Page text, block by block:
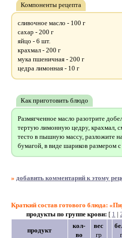
Компоненты рецепта
сливочное масло - 100 г
сахар - 200 г
яйцо - 6 шт.
крахмал - 200 г
мука пшеничная - 200 г
цедра лимонная - 10 г
Как приготовить блюдо
Размягченное масло разотрите
тертую лимонную цедру, крахмал,
тесто в пышную массу, разложите
бумагой, в виде шариков размером
» добавить комментарий к этому
Краткий состав готового блюда:
продукты по группе крови: [ 1 |
продукт
кол-
во
вес
гр